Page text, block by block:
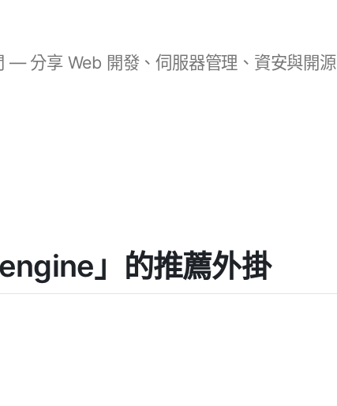
分享 Web 開發、伺服器管理、資安與開源
」的推薦外掛